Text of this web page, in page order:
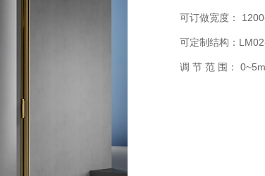
可订做宽度：
可定制结构：
调 节 范 围：